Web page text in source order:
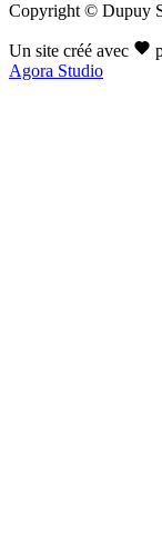
Copyright © Dupuy
Un site créé avec
Agora Studio